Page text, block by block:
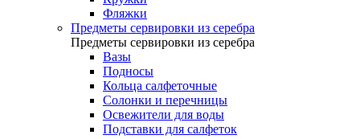
Фляжки
Предметы сервировки из серебра
Предметы сервировки из серебра
Вазы
Подносы
Кольца салфеточные
Солонки и перечницы
Освежители для воды
Подставки для салфеток